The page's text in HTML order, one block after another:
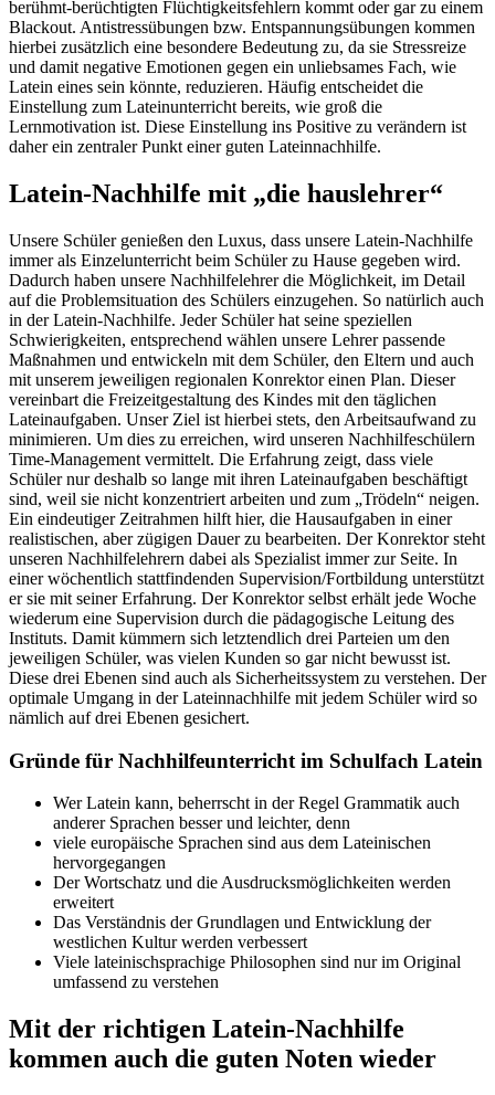
berühmt-berüchtigten Flüchtigkeitsfehlern kommt oder gar zu einem
Blackout. Antistressübungen bzw. Entspannungsübungen kommen
hierbei zusätzlich eine besondere Bedeutung zu, da sie Stressreize
und damit negative Emotionen gegen ein unliebsames Fach, wie
Latein eines sein könnte, reduzieren. Häufig entscheidet die
Einstellung zum Lateinunterricht bereits, wie groß die
Lernmotivation ist. Diese Einstellung ins Positive zu verändern ist
daher ein zentraler Punkt einer guten Lateinnachhilfe.
Latein-Nachhilfe mit „die hauslehrer“
Unsere Schüler genießen den Luxus, dass unsere Latein-Nachhilfe
immer als Einzelunterricht beim Schüler zu Hause gegeben wird.
Dadurch haben unsere Nachhilfelehrer die Möglichkeit, im Detail
auf die Problemsituation des Schülers einzugehen. So natürlich auch
in der Latein-Nachhilfe. Jeder Schüler hat seine speziellen
Schwierigkeiten, entsprechend wählen unsere Lehrer passende
Maßnahmen und entwickeln mit dem Schüler, den Eltern und auch
mit unserem jeweiligen regionalen Konrektor einen Plan. Dieser
vereinbart die Freizeitgestaltung des Kindes mit den täglichen
Lateinaufgaben. Unser Ziel ist hierbei stets, den Arbeitsaufwand zu
minimieren. Um dies zu erreichen, wird unseren Nachhilfeschülern
Time-Management vermittelt. Die Erfahrung zeigt, dass viele
Schüler nur deshalb so lange mit ihren Lateinaufgaben beschäftigt
sind, weil sie nicht konzentriert arbeiten und zum „Trödeln“ neigen.
Ein eindeutiger Zeitrahmen hilft hier, die Hausaufgaben in einer
realistischen, aber zügigen Dauer zu bearbeiten. Der Konrektor steht
unseren Nachhilfelehrern dabei als Spezialist immer zur Seite. In
einer wöchentlich stattfindenden Supervision/Fortbildung unterstützt
er sie mit seiner Erfahrung. Der Konrektor selbst erhält jede Woche
wiederum eine Supervision durch die pädagogische Leitung des
Instituts. Damit kümmern sich letztendlich drei Parteien um den
jeweiligen Schüler, was vielen Kunden so gar nicht bewusst ist.
Diese drei Ebenen sind auch als Sicherheitssystem zu verstehen. Der
optimale Umgang in der Lateinnachhilfe mit jedem Schüler wird so
nämlich auf drei Ebenen gesichert.
Gründe für Nachhilfeunterricht im Schulfach Latein
Wer Latein kann, beherrscht in der Regel Grammatik auch
anderer Sprachen besser und leichter, denn
viele europäische Sprachen sind aus dem Lateinischen
hervorgegangen
Der Wortschatz und die Ausdrucksmöglichkeiten werden
erweitert
Das Verständnis der Grundlagen und Entwicklung der
westlichen Kultur werden verbessert
Viele lateinischsprachige Philosophen sind nur im Original
umfassend zu verstehen
Mit der richtigen Latein-Nachhilfe
kommen auch die guten Noten wieder